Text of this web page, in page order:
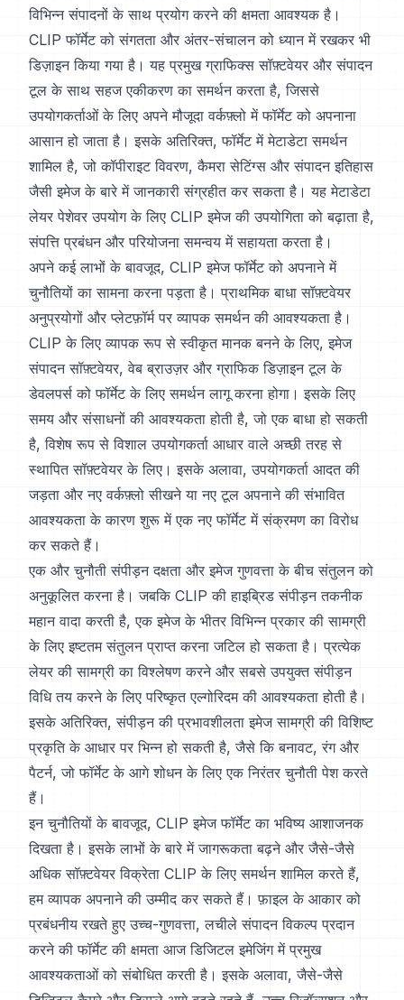
विभिन्न संपादनों के साथ प्रयोग करने की क्षमता आवश्यक है।
CLIP फॉर्मेट को संगतता और अंतर-संचालन को ध्यान में रखकर भी
डिज़ाइन किया गया है। यह प्रमुख ग्राफिक्स सॉफ़्टवेयर और संपादन
टूल के साथ सहज एकीकरण का समर्थन करता है, जिससे
उपयोगकर्ताओं के लिए अपने मौजूदा वर्कफ़्लो में फॉर्मेट को अपनाना
आसान हो जाता है। इसके अतिरिक्त, फॉर्मेट में मेटाडेटा समर्थन
शामिल है, जो कॉपीराइट विवरण, कैमरा सेटिंग्स और संपादन इतिहास
जैसी इमेज के बारे में जानकारी संग्रहीत कर सकता है। यह मेटाडेटा
लेयर पेशेवर उपयोग के लिए CLIP इमेज की उपयोगिता को बढ़ाता है,
संपत्ति प्रबंधन और परियोजना समन्वय में सहायता करता है।
अपने कई लाभों के बावजूद, CLIP इमेज फॉर्मेट को अपनाने में
चुनौतियों का सामना करना पड़ता है। प्राथमिक बाधा सॉफ़्टवेयर
अनुप्रयोगों और प्लेटफ़ॉर्म पर व्यापक समर्थन की आवश्यकता है।
CLIP के लिए व्यापक रूप से स्वीकृत मानक बनने के लिए, इमेज
संपादन सॉफ़्टवेयर, वेब ब्राउज़र और ग्राफिक डिज़ाइन टूल के
डेवलपर्स को फॉर्मेट के लिए समर्थन लागू करना होगा। इसके लिए
समय और संसाधनों की आवश्यकता होती है, जो एक बाधा हो सकती
है, विशेष रूप से विशाल उपयोगकर्ता आधार वाले अच्छी तरह से
स्थापित सॉफ़्टवेयर के लिए। इसके अलावा, उपयोगकर्ता आदत की
जड़ता और नए वर्कफ़्लो सीखने या नए टूल अपनाने की संभावित
आवश्यकता के कारण शुरू में एक नए फॉर्मेट में संक्रमण का विरोध
कर सकते हैं।
एक और चुनौती संपीड़न दक्षता और इमेज गुणवत्ता के बीच संतुलन को
अनुकूलित करना है। जबकि CLIP की हाइब्रिड संपीड़न तकनीक
महान वादा करती है, एक इमेज के भीतर विभिन्न प्रकार की सामग्री
के लिए इष्टतम संतुलन प्राप्त करना जटिल हो सकता है। प्रत्येक
लेयर की सामग्री का विश्लेषण करने और सबसे उपयुक्त संपीड़न
विधि तय करने के लिए परिष्कृत एल्गोरिदम की आवश्यकता होती है।
इसके अतिरिक्त, संपीड़न की प्रभावशीलता इमेज सामग्री की विशिष्ट
प्रकृति के आधार पर भिन्न हो सकती है, जैसे कि बनावट, रंग और
पैटर्न, जो फॉर्मेट के आगे शोधन के लिए एक निरंतर चुनौती पेश करते
हैं।
इन चुनौतियों के बावजूद, CLIP इमेज फॉर्मेट का भविष्य आशाजनक
दिखता है। इसके लाभों के बारे में जागरूकता बढ़ने और जैसे-जैसे
अधिक सॉफ़्टवेयर विक्रेता CLIP के लिए समर्थन शामिल करते हैं,
हम व्यापक अपनाने की उम्मीद कर सकते हैं। फ़ाइल के आकार को
प्रबंधनीय रखते हुए उच्च-गुणवत्ता, लचीले संपादन विकल्प प्रदान
करने की फॉर्मेट की क्षमता आज डिजिटल इमेजिंग में प्रमुख
आवश्यकताओं को संबोधित करती है। इसके अलावा, जैसे-जैसे